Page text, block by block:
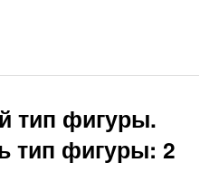
тип фигуры.
тип фигуры: 2